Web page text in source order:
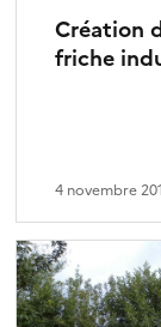
Création
friche
4 novembre